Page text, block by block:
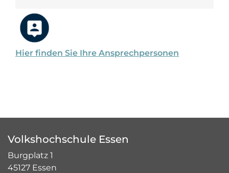
Hier finden Sie Ihre Ansprechpersonen
Volkshochschule Essen
Burgplatz 1
45127 Essen